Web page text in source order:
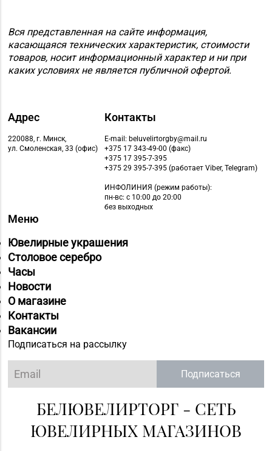
Вся представленная на сайте информация,
касающаяся технических характеристик, стоимости
товаров, носит информационный характер и ни при
каких условиях не является публичной офертой.
Адрес
220088, г. Минск,
ул. Смоленская, 33 (офис)
Контакты
E-mail: beluvelirtorgby@mail.ru
+375 17 343-49-00 (факс)
+375 17 395-7-395
+375 29 395-7-395 (работает Viber, Telegram)
ИНФОЛИНИЯ (режим работы):
пн-вс: с 10:00 до 20:00
без выходных
Меню
Ювелирные украшения
Столовое серебро
Часы
Новости
О магазине
Контакты
Вакансии
Подписаться на рассылку
Подписаться
БЕЛЮВЕЛИРТОРГ - СЕТЬ
ЮВЕЛИРНЫХ МАГАЗИНОВ